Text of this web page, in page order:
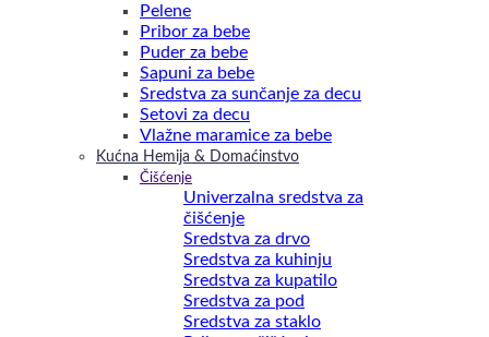
Pelene
Pribor za bebe
Puder za bebe
Sapuni za bebe
Sredstva za sunčanje za decu
Setovi za decu
Vlažne maramice za bebe
Kućna Hemija & Domaćinstvo
Čišćenje
Univerzalna sredstva za
čišćenje
Sredstva za drvo
Sredstva za kuhinju
Sredstva za kupatilo
Sredstva za pod
Sredstva za staklo